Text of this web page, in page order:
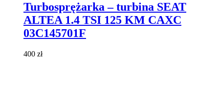
wiele
wariantów.
Opcje
można
Turbosprężarka – turbina SEAT
ALTEA 1.4 TSI 125 KM CAXC
03C145701F
400 zł